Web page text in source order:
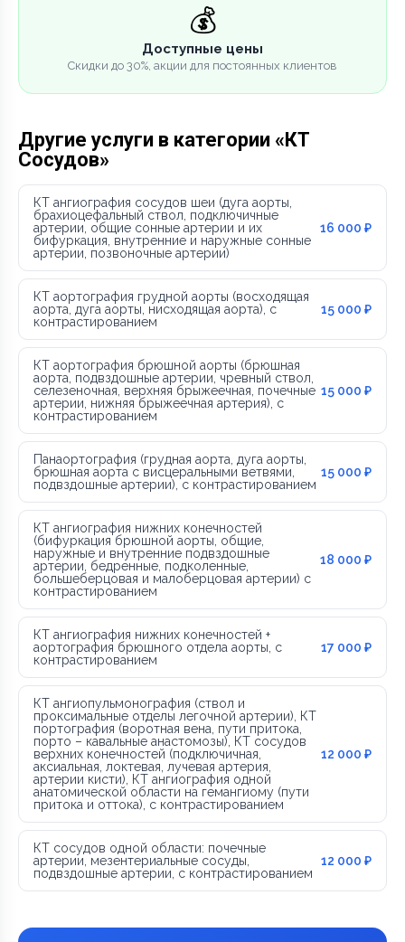
💰
Доступные цены
Скидки до 30%, акции для постоянных клиентов
Другие услуги в категории «КТ
Сосудов»
КТ ангиография сосудов шеи (дуга аорты,
брахиоцефальный ствол, подключичные
артерии, общие сонные артерии и их
бифуркация, внутренние и наружные сонные
артерии, позвоночные артерии)
16 000 ₽
КТ аортография грудной аорты (восходящая
аорта, дуга аорты, нисходящая аорта), с
контрастированием
15 000 ₽
КТ аортография брюшной аорты (брюшная
аорта, подвздошные артерии, чревный ствол,
селезеночная, верхняя брыжеечная, почечные
артерии, нижняя брыжеечная артерия), с
контрастированием
15 000 ₽
Панаортография (грудная аорта, дуга аорты,
брюшная аорта с висцеральными ветвями,
подвздошные артерии), с контрастированием
15 000 ₽
КТ ангиография нижних конечностей
(бифуркация брюшной аорты, общие,
наружные и внутренние подвздошные
артерии, бедренные, подколенные,
большеберцовая и малоберцовая артерии) с
контрастированием
18 000 ₽
КТ ангиография нижних конечностей +
аортография брюшного отдела аорты, с
контрастированием
17 000 ₽
КТ ангиопульмонография (ствол и
проксимальные отделы легочной артерии), КТ
портография (воротная вена, пути притока,
порто – кавальные анастомозы), КТ сосудов
верхних конечностей (подключичная,
аксиальная, локтевая, лучевая артерия,
артерии кисти), КТ ангиография одной
анатомической области на гемангиому (пути
притока и оттока), с контрастированием
12 000 ₽
КТ сосудов одной области: почечные
артерии, мезентериальные сосуды,
подвздошные артерии, с контрастированием
12 000 ₽